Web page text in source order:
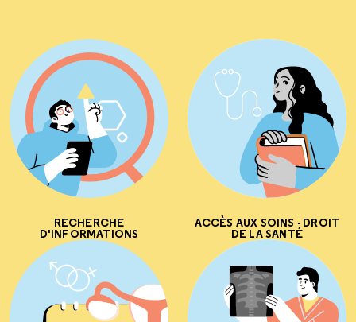
RECHERCHE
D'INFORMATIONS
ACCÈS AUX SOINS - DROIT
DE LA SANTÉ